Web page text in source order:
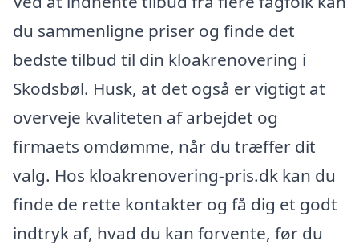
du sammenligne priser og finde det
bedste tilbud til din kloakrenovering i
Skodsbøl. Husk, at det også er vigtigt at
overveje kvaliteten af arbejdet og
firmaets omdømme, når du træffer dit
valg. Hos kloakrenovering-pris.dk kan du
finde de rette kontakter og få dig et godt
indtryk af, hvad du kan forvente, før du